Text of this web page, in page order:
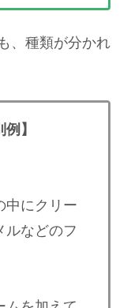
、種類が分かれ
】
中にクリー
ルなどのフ